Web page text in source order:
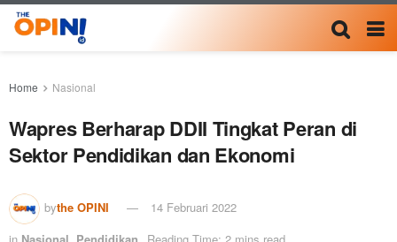
Home Nasional
Wapres Berharap DDII Tingkat Peran di
Sektor Pendidikan dan Ekonomi
bythe OPINI
14 Februari 2022